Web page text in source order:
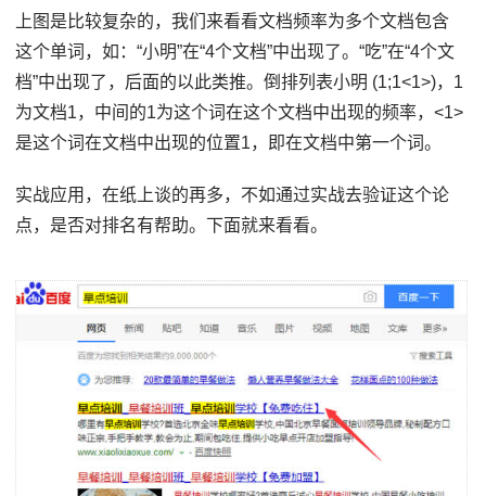
上图是比较复杂的，我们来看看文档频率为多个文档包含
这个单词，如：“小明”在“4个文档”中出现了。“吃”在“4个文
档”中出现了，后面的以此类推。倒排列表小明 (1;1<1>)，1
为文档1，中间的1为这个词在这个文档中出现的频率，<1>
是这个词在文档中出现的位置1，即在文档中第一个词。
实战应用，在纸上谈的再多，不如通过实战去验证这个论
点，是否对排名有帮助。下面就来看看。